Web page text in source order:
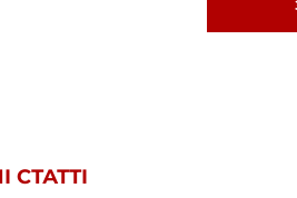
СТАТТІ